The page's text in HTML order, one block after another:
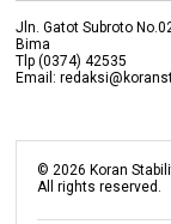
Jln. Gatot Subroto
Bima
Tlp (0374) 42535
Email:
©2026 Koran
All rights reserved.